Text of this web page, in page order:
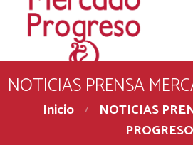
NOTICIAS PRENSA
Inicio
NOTICIAS
PROGRESO